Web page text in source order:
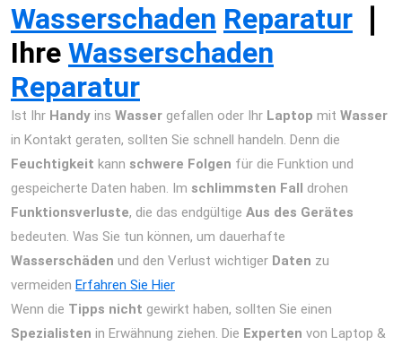
Wasserschaden Reparatur
Ihre Wasserschaden
Reparatur
Ist Ihr Handy ins Wasser gefallen oder Ihr Laptop mit Wasser
in Kontakt geraten, sollten Sie schnell handeln. Denn die
Feuchtigkeit kann schwere Folgen für die Funktion und
gespeicherte Daten haben. Im schlimmsten Fall drohen
Funktionsverluste, die das endgültige Aus des Gerätes
bedeuten. Was Sie tun können, um dauerhafte
Wasserschäden und den Verlust wichtiger Daten zu
vermeiden Erfahren Sie Hier
Wenn die Tipps nicht gewirkt haben, sollten Sie einen
Spezialisten in Erwähnung ziehen. Die Experten von Laptop &